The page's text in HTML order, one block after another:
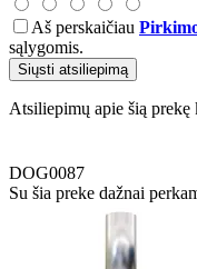
Aš perskaičiau
sąlygomis.
Siųsti atsiliepimą
Atsiliepimų apie šią prekę
DOG0087
Su šia preke dažnai